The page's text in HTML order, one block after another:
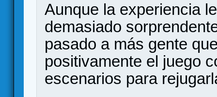
Aunque la experiencia
demasiado
pasado a más gente
positivamente el juego
escenarios para